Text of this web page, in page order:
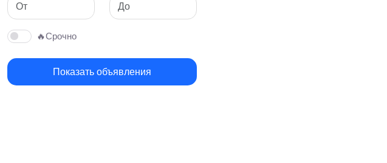
🔥Срочно
Показать объявления